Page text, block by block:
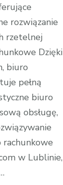
rozwiązanie
rzetelnej
Dzięki
biuro
pełną
biuro
obsługę,
rachunkowe
w Lublinie,